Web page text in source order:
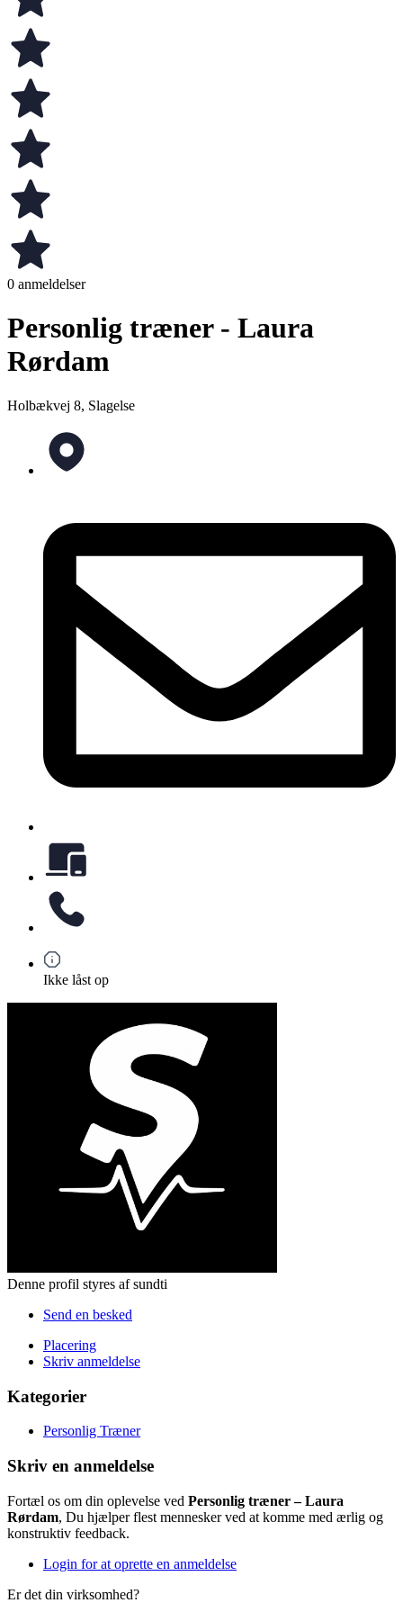
0 anmeldelser
Personlig træner - Laura
Rørdam
Holbækvej 8, Slagelse
Ikke låst op
Denne profil styres af sundti
Send en besked
Placering
Skriv anmeldelse
Kategorier
Personlig Træner
Skriv en anmeldelse
Fortæl os om din oplevelse ved Personlig træner – Laura
Rørdam, Du hjælper flest mennesker ved at komme med ærlig og
konstruktiv feedback.
Login for at oprette en anmeldelse
Er det din virksomhed?